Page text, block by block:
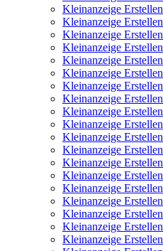
Kleinanzeige Erstellen
Kleinanzeige Erstellen
Kleinanzeige Erstellen
Kleinanzeige Erstellen
Kleinanzeige Erstellen
Kleinanzeige Erstellen
Kleinanzeige Erstellen
Kleinanzeige Erstellen
Kleinanzeige Erstellen
Kleinanzeige Erstellen
Kleinanzeige Erstellen
Kleinanzeige Erstellen
Kleinanzeige Erstellen
Kleinanzeige Erstellen
Kleinanzeige Erstellen
Kleinanzeige Erstellen
Kleinanzeige Erstellen
Kleinanzeige Erstellen
Kleinanzeige Erstellen